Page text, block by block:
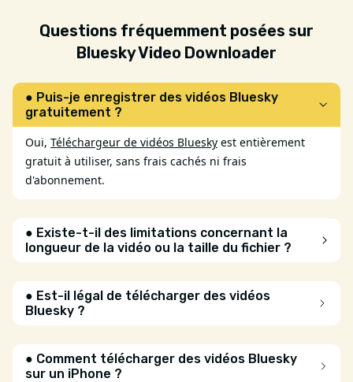
Questions fréquemment posées sur
Bluesky Video Downloader
● Puis-je enregistrer des vidéos Bluesky
gratuitement ?
Oui, Téléchargeur de vidéos Bluesky est entièrement
gratuit à utiliser, sans frais cachés ni frais
d'abonnement.
● Existe-t-il des limitations concernant la
longueur de la vidéo ou la taille du fichier ?
● Est-il légal de télécharger des vidéos
Bluesky ?
● Comment télécharger des vidéos Bluesky
sur un iPhone ?